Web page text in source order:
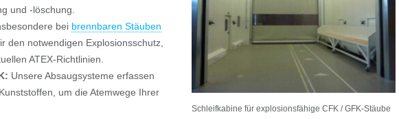
Schleifkabine für explosionsfähige CFK / GFK-Stäube
und -löschung.
bei brennbaren Stäuben
den notwendigen Explosionsschutz,
ATEX-Richtlinien.
Unsere Absaugsysteme erfassen
um die Atemwege Ihrer